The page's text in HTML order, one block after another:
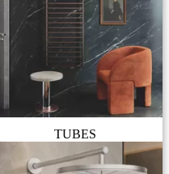
TUBES